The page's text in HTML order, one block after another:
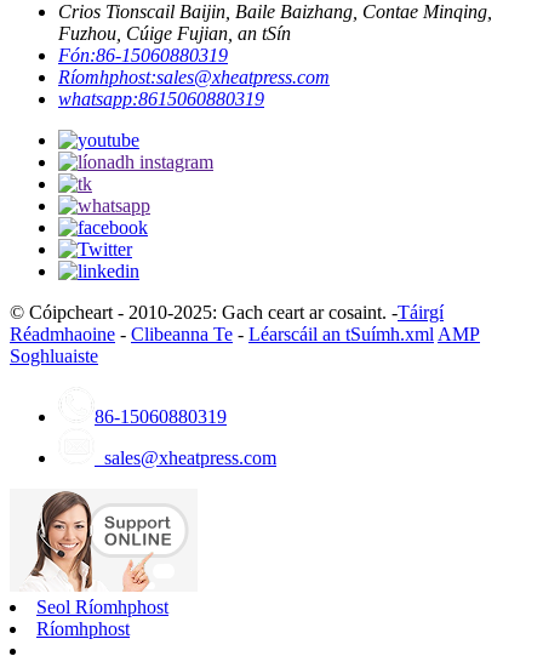
Crios Tionscail Baijin, Baile Baizhang, Contae Minqing,
Fuzhou, Cúige Fujian, an tSín
Fón:86-15060880319
Ríomhphost:sales@xheatpress.com
whatsapp:8615060880319
© Cóipcheart - 2010-2025: Gach ceart ar cosaint. -Táirgí
Réadmhaoine - Clibeanna Te - Léarscáil an tSuímh.xml AMP
Soghluaiste
86-15060880319
sales@xheatpress.com
Seol Ríomhphost
Ríomhphost